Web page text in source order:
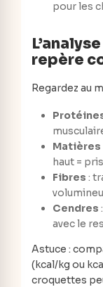
pour les
repère
Regardez au
Matières
haut =
Fibres :
Cendres
avec le
Astuce :
(kcal/kg ou
croquettes